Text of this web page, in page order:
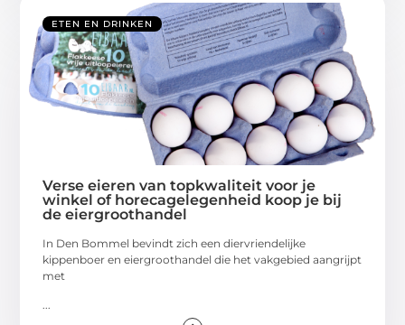
ETEN EN DRINKEN
Verse eieren van topkwaliteit voor je
winkel of horecagelegenheid koop je bij
de eiergroothandel
In Den Bommel bevindt zich een diervriendelijke
kippenboer en eiergroothandel die het vakgebied aangrijpt
met
...